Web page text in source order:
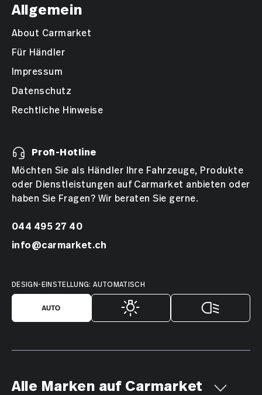
Allgemein
About Carmarket
Für Händler
Impressum
Datenschutz
Rechtliche Hinweise
Profi-Hotline
Möchten Sie als Händler Ihre Fahrzeuge, Produkte
oder Dienstleistungen auf Carmarket anbieten oder
haben Sie Fragen? Wir beraten Sie gerne.
044 495 27 40
info@carmarket.ch
DESIGN-EINSTELLUNG: AUTOMATISCH
Alle Marken auf Carmarket